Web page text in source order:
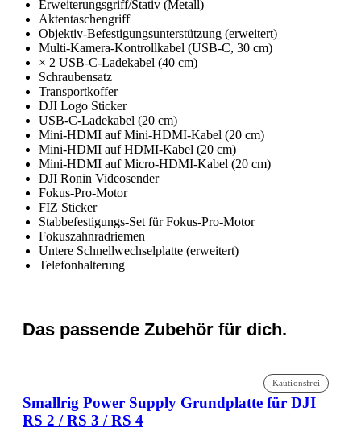
Erweiterungsgriff/Stativ (Metall)
Aktentaschengriff
Objektiv-Befestigungsunterstützung (erweitert)
Multi-Kamera-Kontrollkabel (USB-C, 30 cm)
× 2 USB-C-Ladekabel (40 cm)
Schraubensatz
Transportkoffer
DJI Logo Sticker
USB-C-Ladekabel (20 cm)
Mini-HDMI auf Mini-HDMI-Kabel (20 cm)
Mini-HDMI auf HDMI-Kabel (20 cm)
Mini-HDMI auf Micro-HDMI-Kabel (20 cm)
DJI Ronin Videosender
Fokus-Pro-Motor
FIZ Sticker
Stabbefestigungs-Set für Fokus-Pro-Motor
Fokuszahnradriemen
Untere Schnellwechselplatte (erweitert)
Telefonhalterung
Das passende Zubehör für dich.
Kautionsfrei
Smallrig Power Supply Grundplatte für DJI
RS 2 / RS 3 / RS 4